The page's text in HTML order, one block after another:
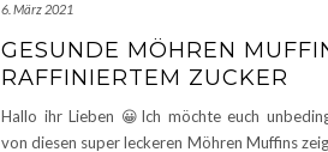
6. März 2021
GESUNDE MÖHREN
RAFFINIERTEM ZUCKER
Hallo ihr Lieben 😀Ich möchte euch
von diesen super leckeren Möhren Muffins